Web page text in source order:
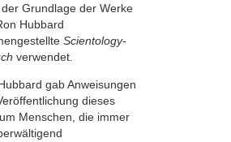
Grundlage der Werke
Hubbard
Scientology-
verwendet.
gab Anweisungen
dieses
Menschen, die immer